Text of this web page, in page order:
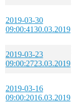
2019-03-30
09:00:4130.03.2019
2019-03-23
09:00:2723.03.2019
2019-03-16
09:00:2016.03.2019